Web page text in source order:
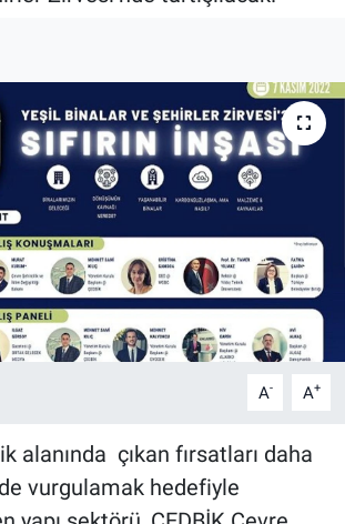
A- A+
alanında çıkan fırsatları daha
vurgulamak hedefiyle
Çözümleri